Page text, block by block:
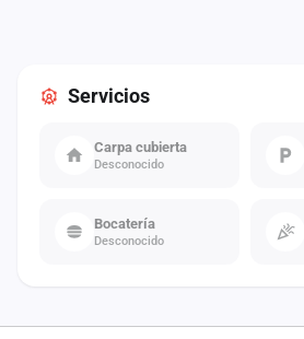
Servicios
Carpa cubierta
Desconocido
Bocatería
Desconocido